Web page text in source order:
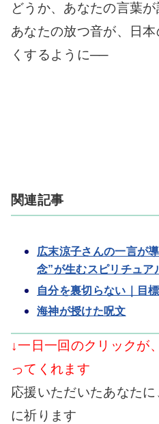
どうか、あなたの言葉が
あなたの放つ音が、日
くするように──
関連記事
広末涼子さんの一言が
念”が生むスピリチュア
自分を裏切らない｜目
海神が授けた呪文
↓一日一回のクリックが
ってくれます
応援いただいたあなた
に祈ります